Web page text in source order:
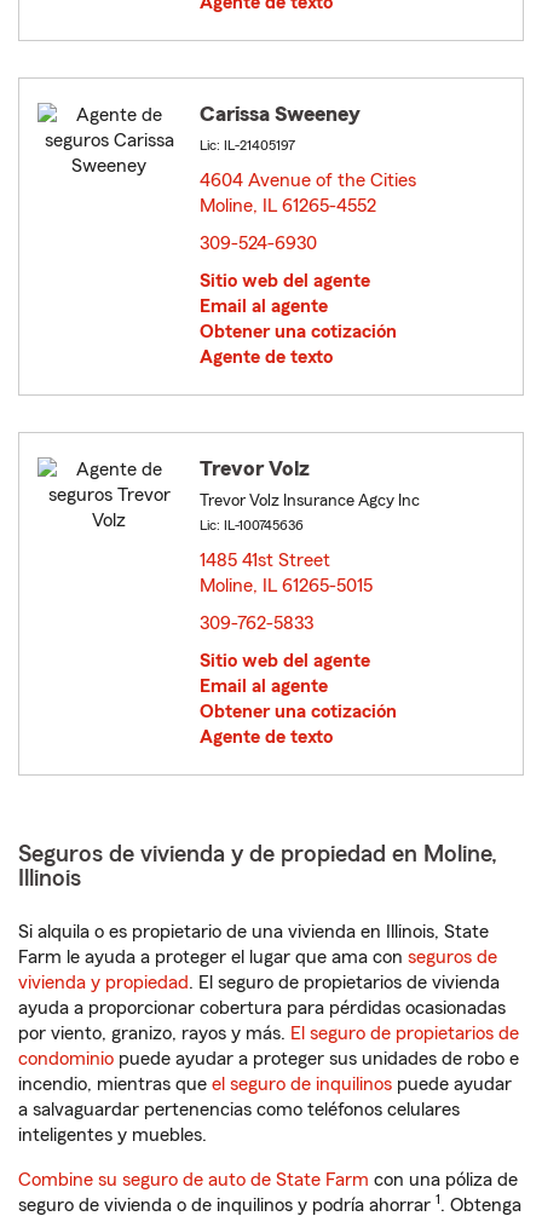
Carissa Sweeney
Lic: IL-21405197
4604 Avenue of the Cities
Moline, IL 61265-4552
309-524-6930
Sitio web del agente
Email al agente
Obtener una cotización
Agente de texto
Trevor Volz
Trevor Volz Insurance Agcy Inc
Lic: IL-100745636
1485 41st Street
Moline, IL 61265-5015
309-762-5833
Sitio web del agente
Email al agente
Obtener una cotización
Agente de texto
Seguros de vivienda y de propiedad en Moline,
Illinois
Si alquila o es propietario de una vivienda en Illinois, State
Farm le ayuda a proteger el lugar que ama con seguros de
vivienda y propiedad. El seguro de propietarios de vivienda
ayuda a proporcionar cobertura para pérdidas ocasionadas
por viento, granizo, rayos y más. El seguro de propietarios de
condominio puede ayudar a proteger sus unidades de robo e
incendio, mientras que el seguro de inquilinos puede ayudar
a salvaguardar pertenencias como teléfonos celulares
inteligentes y muebles.
Combine su seguro de auto de State Farm con una póliza de
seguro de vivienda o de inquilinos y podría ahorrar 1. Obtenga